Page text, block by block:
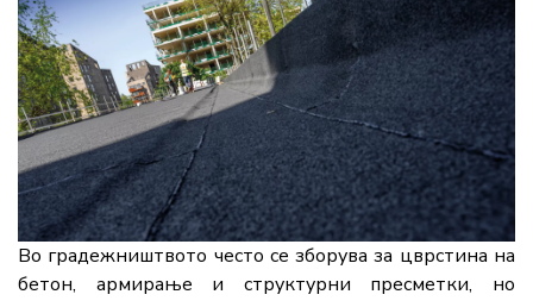
Во градежништвото често се зборува за цврстина на
бетон, армирање и структурни пресметки, но